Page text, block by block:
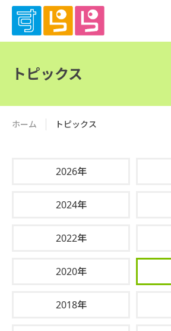
トピックス
ホーム トピックス
2026年
2024年
2022年
2020年
2018年